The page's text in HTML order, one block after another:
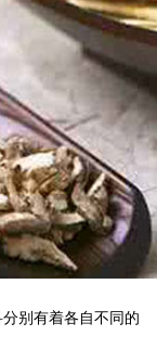
别有着各自不同的